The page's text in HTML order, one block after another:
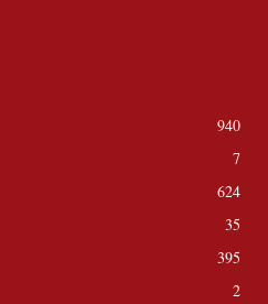
940
7
624
35
395
2